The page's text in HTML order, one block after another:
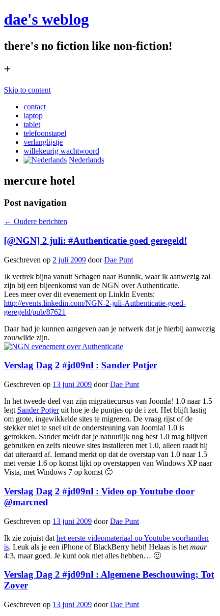
dae's weblog
there's no fiction like non-fiction!
+
Skip to content
contact
laptop
tablet
telefoonstapel
verlanglijstje
willekeurig wachtwoord
Nederlands
mercure hotel
Post navigation
← Oudere berichten
[@NGN] 2 juli: #Authenticatie goed geregeld!
Geschreven op 2 juli 2009 doorDae Punt
Ik vertrek bijna vanuit Schagen naar Bunnik, waar ik aanwezig zal
zijn bij een bijeenkomst van de NGN over Authenticatie.
Lees meer over dit evenement op LinkIn Events:
http://events.linkedin.com/NGN-2-juli-Authenticatie-goed-
geregeld/pub/87621
Daar had je kunnen aangeven aan je netwerk dat je hierbij aanwezig
zou/wilde zijn.
Verslag Dag 2 #jd09nl : Sander Potjer
Geschreven op 13 juni 2009 doorDae Punt
In het tweede deel van zijn migratiecursus van Joomla! 1.0 naar 1.5
legt Sander Potjeruit hoe je de puntjes op de i zet. Het blijft lastig
om grote, ingewikkelde sites te migreren. De vraag rijst of de
stekker niet te snel uit de ondersteuning van Joomla! 1.0 is
getrokken. Sander meldt dat je natuurlijk nog best 1.0 mag blijven
gebruiken en zelfs nieuwe sites installeren met 1.0, alleen raadt hij
dat uiteraard af. Iemand merkt op dat de overstap van 1.0 naar 1.5
met versie 1.6 op komst lijkt op overstappen van Windows XP naar
Vista, met Windows 7 op komst 🙂
Verslag Dag 2 #jd09nl : Video op Youtube door
@marcned
Geschreven op 13 juni 2009 doorDae Punt
Ik zie zojuist dat het eerste videomateriaal op Youtube voorhanden
is. Leuk als je een iPhone of BlackBerry hebt! Helaas is het maar
4:3, maar goed. Je kunt ook niet alles hebben… 🙂
Verslag Dag 2 #jd09nl : Algemene Beschouwing; Tot
Zover
Geschreven op 13 juni 2009 doorDae Punt